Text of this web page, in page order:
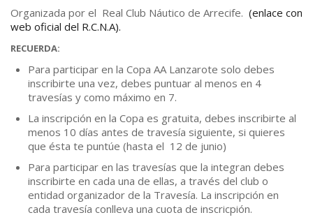
Organizada por el Real Club Náutico de Arrecife. (enlace con
web oficial del R.C.N.A).
RECUERDA:
Para participar en la Copa AA Lanzarote solo debes
inscribirte una vez, debes puntuar al menos en 4
travesías y como máximo en 7.
La inscripción en la Copa es gratuita, debes inscribirte al
menos 10 días antes de travesía siguiente, si quieres
que ésta te puntúe (hasta el 12 de junio)
Para participar en las travesías que la integran debes
inscribirte en cada una de ellas, a través del club o
entidad organizador de la Travesía. La inscripción en
cada travesía conlleva una cuota de inscricpión.